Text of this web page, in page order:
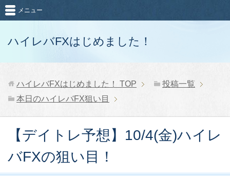
ハイレバFXはじめました！
メニュー
ハイレバFXはじめました！ TOP
投稿一覧
本日のハイレバFX狙い目
【デイトレ予想】10/4(金)ハイレ
バFXの狙い目！